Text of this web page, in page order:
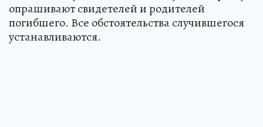
опрашивают свидетелей и родителей
погибшего. Все обстоятельства случившегося
устанавливаются.